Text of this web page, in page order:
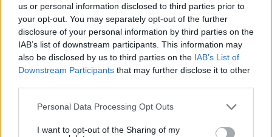
us or personal information disclosed to third parties prior to
your opt-out. You may separately opt-out of the further
disclosure of your personal information by third parties on the
IAB’s list of downstream participants. This information may
also be disclosed by us to third parties on the IAB’s List of
Downstream Participants that may further disclose it to other
Please note that this website/app uses one or more Google
not limited to your visit or usage behaviour. You may click to
Personal Data Processing Opt Outs
I want to opt-out of the Sharing of my
Cut The Rope Northern Heights Candy
ΔΕΙΤΕ ΟΛΑ ΤΑ GAMES
Best of Network